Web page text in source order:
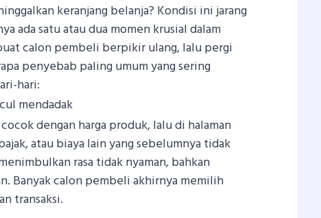
keranjang belanja? Kondisi ini jarang
ada satu atau dua momen krusial dalam
calon pembeli berpikir ulang, lalu pergi
penyebab paling umum yang sering
hari:
mendadak
dengan harga produk, lalu di halaman
atau biaya lain yang sebelumnya tidak
rasa tidak nyaman, bahkan
Banyak calon pembeli akhirnya memilih
transaksi.